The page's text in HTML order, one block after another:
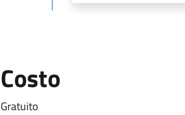
Costo
Gratuito